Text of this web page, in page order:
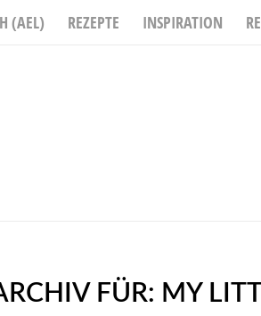
(AEL) REZEPTE INSPIRATION
FÜR: MY